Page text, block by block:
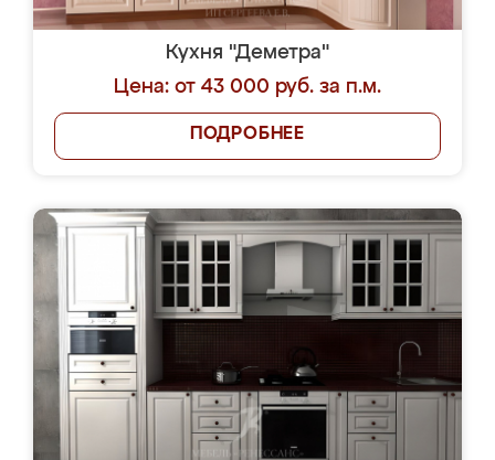
Кухня "Деметра"
Цена: от 43 000 руб. за п.м.
ПОДРОБНЕЕ